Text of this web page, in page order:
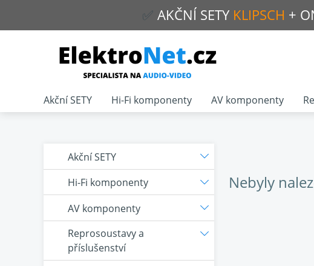
✅ AKČNÍ SETY KLIPSCH +
Nebyly
Akční SETY
Hi-Fi komponenty
AV komponenty
Reprosoustavy a
příslušenství
Akční SETY Hi-Fi komponenty AV komponenty